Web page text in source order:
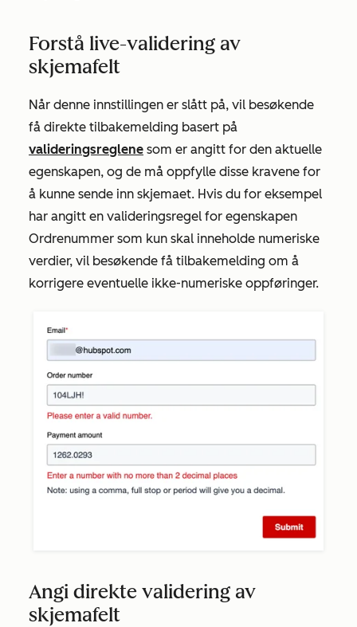
Forstå live-validering av
skjemafelt
Når denne innstillingen er slått på, vil besøkende
få direkte tilbakemelding basert på
valideringsreglene som er angitt for den aktuelle
egenskapen, og de må oppfylle disse kravene for
å kunne sende inn skjemaet. Hvis du for eksempel
har angitt en valideringsregel for egenskapen
Ordrenummer som kun skal inneholde numeriske
verdier, vil besøkende få tilbakemelding om å
korrigere eventuelle ikke-numeriske oppføringer.
Angi direkte validering av
skjemafelt